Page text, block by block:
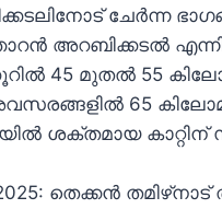
ചേർന്ന
അറബിക്കടൽ
45 മുതൽ 55
65
ശക്തമായ
തെക്കൻ